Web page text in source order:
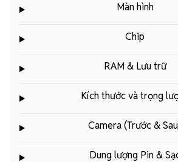
Màn hình
Chip
RAM & Lưu trữ
Kích thước và trọng
Camera (Trước &
Dung lượng Pin &